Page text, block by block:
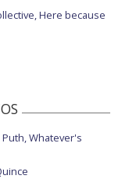
Here because
Whatever's